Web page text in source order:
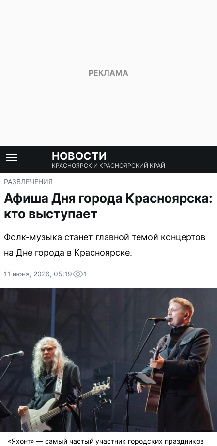
НОВОСТИ
КРАСНОЯРСК И КРАСНОЯРСКИЙ КРАЙ
РАЗВЛЕЧЕНИЯ
Афиша Дня города Красноярска:
кто выступает
Фолк-музыка станет главной темой концертов
на Дне города в Красноярске.
11 июня, 2026, 05:19 1
«Яхонт» — самый частый участник городских праздников